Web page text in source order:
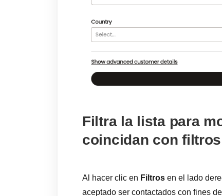
Filtra la lista para
coincidan con
Al hacer clic en Filtros en el lado
aceptado ser contactados con fines